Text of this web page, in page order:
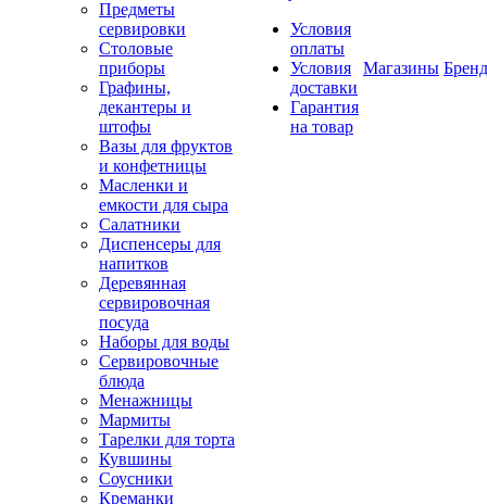
Предметы
сервировки
Столовые
приборы
Графины,
декантеры и
штофы
Вазы для фруктов
и конфетницы
Масленки и
емкости для сыра
Салатники
Диспенсеры для
напитков
Деревянная
сервировочная
посуда
Наборы для воды
Сервировочные
блюда
Менажницы
Мармиты
Тарелки для торта
Кувшины
Соусники
Креманки
Условия
оплаты
Условия
доставки
Гарантия
на товар
Магазины